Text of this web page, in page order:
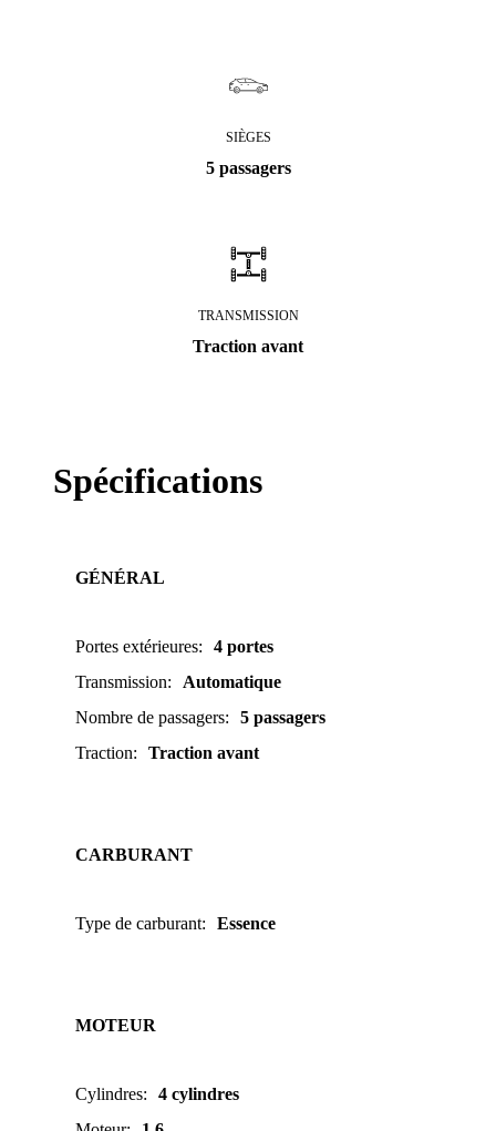
SIÈGES
5 passagers
TRANSMISSION
Traction avant
Spécifications
GÉNÉRAL
Portes extérieures:
4 portes
Transmission:
Automatique
Nombre de passagers:
5 passagers
Traction: Traction avant
CARBURANT
Type de carburant: Essence
MOTEUR
Cylindres:
4 cylindres